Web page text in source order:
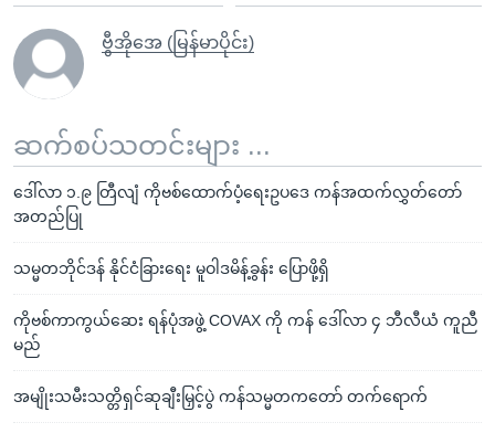
ဗွီအိုအေ (မြန်မာပိုင်း)
ဆက်စပ်သတင်းများ ...
ဒေါ်လာ ၁.၉ တြီလျံ ကိုဗစ်ထောက်ပံ့ရေးဥပဒေ ကန်အထက်လွှတ်တော်
အတည်ပြု
သမ္မတဘိုင်ဒန် နိုင်ငံခြားရေး မူဝါဒမိန့်ခွန်း ပြောဖို့ရှိ
ကိုဗစ်ကာကွယ်ဆေး ရန်ပုံအဖွဲ့ COVAX ကို ကန် ဒေါ်လာ ၄ ဘီလီယံ ကူညီ
မည်
အမျိုးသမီးသတ္တိရှင်ဆုချီးမြှင့်ပွဲ ကန်သမ္မတကတော် တက်ရောက်